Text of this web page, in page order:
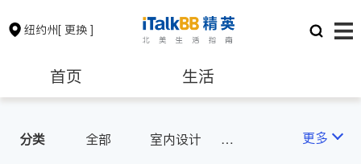
纽约州[ 更换 ]
首页 生活
分类 全部
室内设计
更多